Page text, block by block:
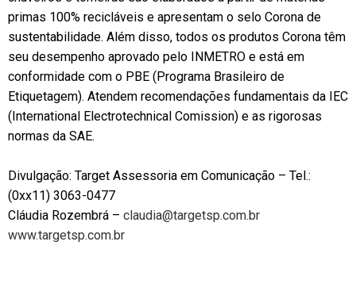
primas 100% recicláveis e apresentam o selo Corona de
sustentabilidade. Além disso, todos os produtos Corona têm
seu desempenho aprovado pelo INMETRO e está em
conformidade com o PBE (Programa Brasileiro de
Etiquetagem). Atendem recomendações fundamentais da IEC
(International Electrotechnical Comission) e as rigorosas
normas da SAE.
Divulgação: Target Assessoria em Comunicação – Tel.:
(0xx11) 3063-0477
Cláudia Rozembrá – claudia@targetsp.com.br
www.targetsp.com.br